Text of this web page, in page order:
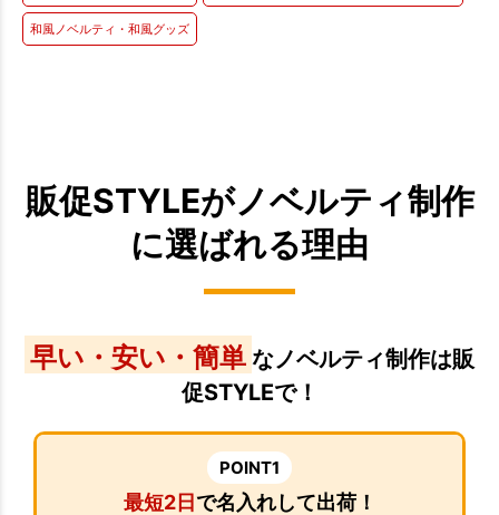
和風ノベルティ・和風グッズ
販促STYLEがノベルティ制作
に選ばれる理由
早い・安い・簡単 なノベルティ制作は販
促STYLEで！
POINT1
最短2日で名入れして出荷！